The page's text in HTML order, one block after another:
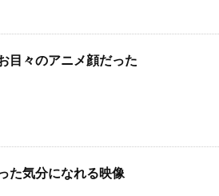
目々のアニメ顔だった
た気分になれる映像